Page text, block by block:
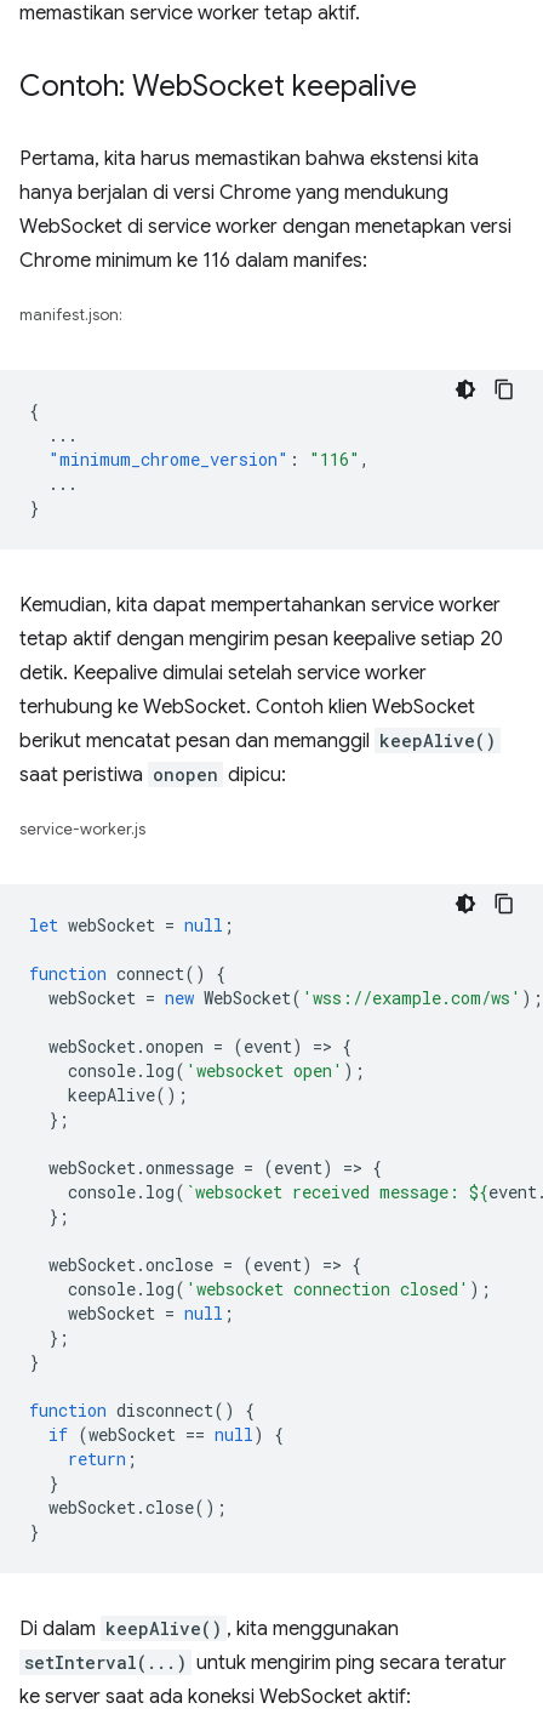
memastikan service worker tetap aktif.
Contoh: WebSocket keepalive
Pertama, kita harus memastikan bahwa ekstensi kita
hanya berjalan di versi Chrome yang mendukung
WebSocket di service worker dengan menetapkan versi
Chrome minimum ke 116 dalam manifes:
manifest.json:
{
...
"minimum_chrome_version" : "116" ,
...
}
Kemudian, kita dapat mempertahankan service worker
tetap aktif dengan mengirim pesan keepalive setiap 20
detik. Keepalive dimulai setelah service worker
terhubung ke WebSocket. Contoh klien WebSocket
berikut mencatat pesan dan memanggil keepAlive()
saat peristiwa onopen dipicu:
service-worker.js
let webSocket = null ;
function connect()
{
webSocket = new WebSocket( 'wss://example.com/ws' );
webSocket.onopen = (event) => {
console. log( 'websocket open' );
keepAlive();
};
webSocket.onmessage = (event) => {
console. log( `websocket received message: ${event
};
webSocket.onclose = (event) => {
console. log( 'websocket connection closed' );
webSocket = null ;
};
}
function disconnect()
{
if (webSocket == null)
{
return ;
}
webSocket.close();
}
Di dalam keepAlive() , kita menggunakan
setInterval(...) untuk mengirim ping secara teratur
ke server saat ada koneksi WebSocket aktif: